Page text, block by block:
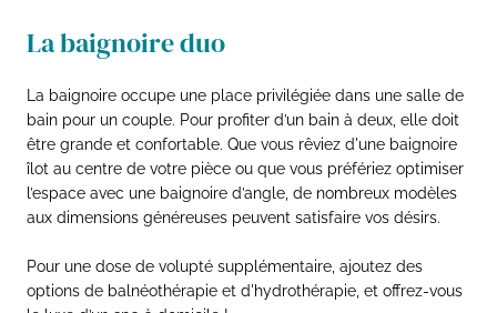
La baignoire duo
La baignoire occupe une place privilégiée dans une salle de
bain pour un couple. Pour profiter d’un bain à deux, elle doit
être grande et confortable. Que vous rêviez d'une baignoire
îlot au centre de votre pièce ou que vous préfériez optimiser
l’espace avec une baignoire d’angle, de nombreux modèles
aux dimensions généreuses peuvent satisfaire vos désirs.
Pour une dose de volupté supplémentaire, ajoutez des
options de balnéothérapie et d'hydrothérapie, et offrez-vous